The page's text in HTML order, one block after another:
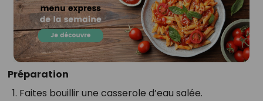
Préparation
Faites bouillir une casserole d’eau salée.